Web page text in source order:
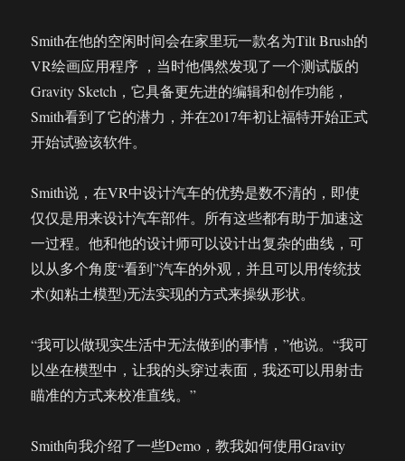
Smith在他的空闲时间会在家里玩一款名为Tilt Brush的
VR绘画应用程序 ，当时他偶然发现了一个测试版的
Gravity Sketch，它具备更先进的编辑和创作功能，
Smith看到了它的潜力，并在2017年初让福特开始正式
开始试验该软件。
Smith说，在VR中设计汽车的优势是数不清的，即使
仅仅是用来设计汽车部件。所有这些都有助于加速这
一过程。他和他的设计师可以设计出复杂的曲线，可
以从多个角度“看到”汽车的外观，并且可以用传统技
术(如粘土模型)无法实现的方式来操纵形状。
“我可以做现实生活中无法做到的事情，”他说。“我可
以坐在模型中，让我的头穿过表面，我还可以用射击
瞄准的方式来校准直线。”
Smith向我介绍了一些Demo，教我如何使用Gravity